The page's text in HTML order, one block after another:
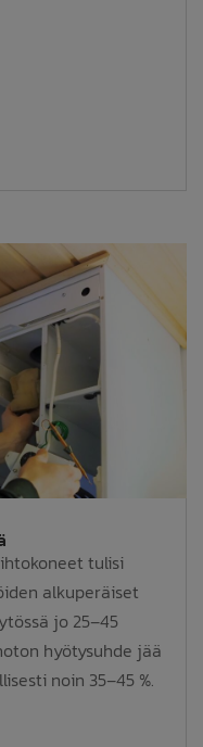
tulisi
alkuperäiset
jo 25–45
hyötysuhde jää
noin 35–45 %.